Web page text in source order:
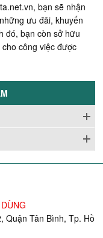
bạn sẽ nhận
ưu đãi, khuyến
đó, bạn còn sở hữu
công việc được
Quận Tân Bình, Tp. Hồ